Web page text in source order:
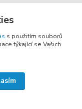
s použitím souborů
týkající se Vašich